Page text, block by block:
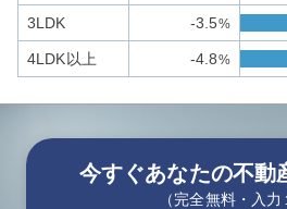
3LDK -3.5%
4LDK以上 -4.8%
今すぐあなたの不動
（完全無料・入力